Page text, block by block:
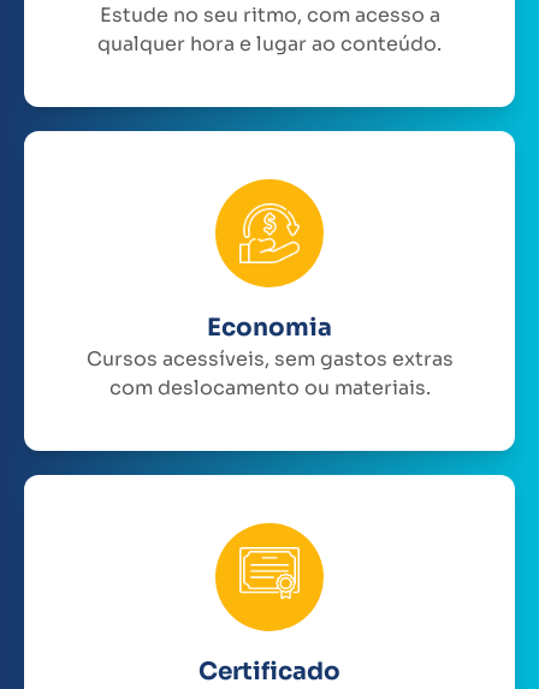
Estude no seu ritmo, com acesso a
qualquer hora e lugar ao conteúdo.
Economia
Cursos acessíveis, sem gastos extras
com deslocamento ou materiais.
Certificado